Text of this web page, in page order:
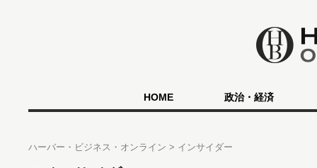
HOME 政治・経済
ハーバー・ビジネス・オンライン インサイダー